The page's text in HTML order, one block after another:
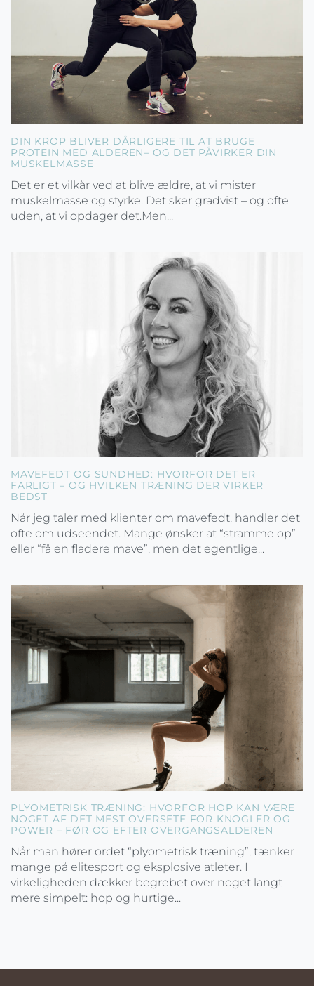
DIN KROP BLIVER DÅRLIGERE TIL AT BRUGE
PROTEIN MED ALDEREN– OG DET PÅVIRKER DIN
MUSKELMASSE
Det er et vilkår ved at blive ældre, at vi mister
muskelmasse og styrke. Det sker gradvist – og ofte
uden, at vi opdager det.Men...
MAVEFEDT OG SUNDHED: HVORFOR DET ER
FARLIGT – OG HVILKEN TRÆNING DER VIRKER
BEDST
Når jeg taler med klienter om mavefedt, handler det
ofte om udseendet. Mange ønsker at “stramme op”
eller “få en fladere mave”, men det egentlige...
PLYOMETRISK TRÆNING: HVORFOR HOP KAN VÆRE
NOGET AF DET MEST OVERSETE FOR KNOGLER OG
POWER – FØR OG EFTER OVERGANGSALDEREN
Når man hører ordet “plyometrisk træning”, tænker
mange på elitesport og eksplosive atleter. I
virkeligheden dækker begrebet over noget langt
mere simpelt: hop og hurtige...